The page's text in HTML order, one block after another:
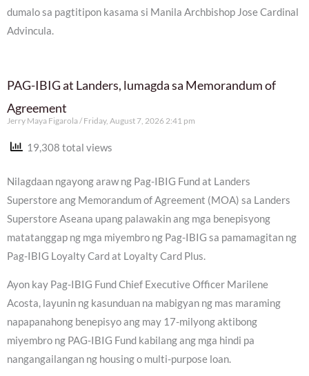
dumalo sa pagtitipon kasama si Manila Archbishop Jose Cardinal
Advincula.
PAG-IBIG at Landers, lumagda sa Memorandum of
Agreement
Jerry Maya Figarola Friday, August 7, 2026 2:41 pm
19,308 total views
Nilagdaan ngayong araw ng Pag-IBIG Fund at Landers
Superstore ang Memorandum of Agreement (MOA) sa Landers
Superstore Aseana upang palawakin ang mga benepisyong
matatanggap ng mga miyembro ng Pag-IBIG sa pamamagitan ng
Pag-IBIG Loyalty Card at Loyalty Card Plus.
Ayon kay Pag-IBIG Fund Chief Executive Officer Marilene
Acosta, layunin ng kasunduan na mabigyan ng mas maraming
napapanahong benepisyo ang may 17-milyong aktibong
miyembro ng PAG-IBIG Fund kabilang ang mga hindi pa
nangangailangan ng housing o multi-purpose loan.